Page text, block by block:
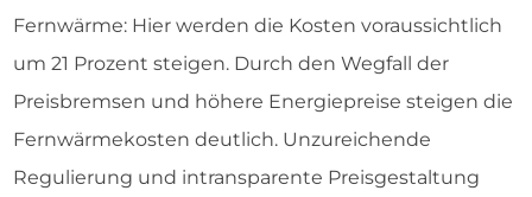
Fernwärme: Hier werden die Kosten voraussichtlich
um 21 Prozent steigen. Durch den Wegfall der
Preisbremsen und höhere Energiepreise steigen die
Fernwärmekosten deutlich. Unzureichende
Regulierung und intransparente Preisgestaltung